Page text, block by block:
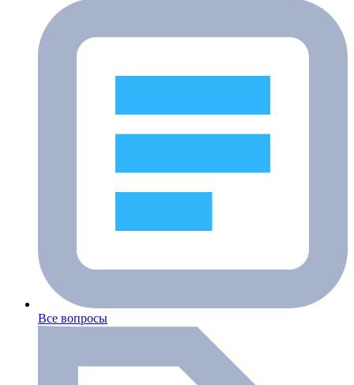
Все вопросы